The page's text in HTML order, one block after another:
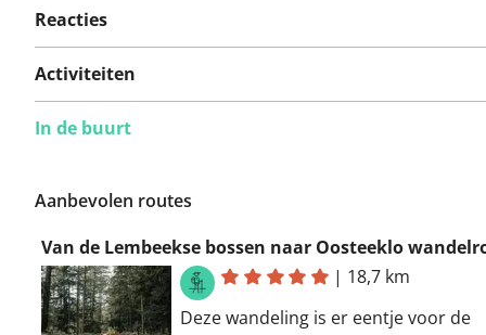
problemen op deze
Iets opgevallen op deze route?
Reacties
Activiteiten
In de buurt
Aanbevolen routes
Van de Lembeekse bossen naar Oosteeklo
| 18,7 km
Deze wandeling is er eentje voor de